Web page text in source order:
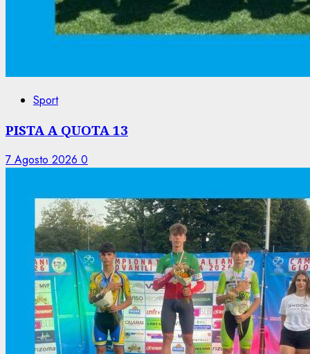
Sport
PISTA A QUOTA 13
7 Agosto 2026 0